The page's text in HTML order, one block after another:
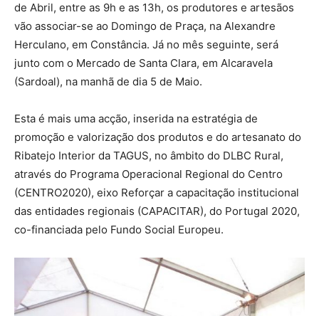
de Abril, entre as 9h e as 13h, os produtores e artesãos
vão associar-se ao Domingo de Praça, na Alexandre
Herculano, em Constância. Já no mês seguinte, será
junto com o Mercado de Santa Clara, em Alcaravela
(Sardoal), na manhã de dia 5 de Maio.
Esta é mais uma acção, inserida na estratégia de
promoção e valorização dos produtos e do artesanato do
Ribatejo Interior da TAGUS, no âmbito do DLBC Rural,
através do Programa Operacional Regional do Centro
(CENTRO2020), eixo Reforçar a capacitação institucional
das entidades regionais (CAPACITAR), do Portugal 2020,
co-financiada pelo Fundo Social Europeu.